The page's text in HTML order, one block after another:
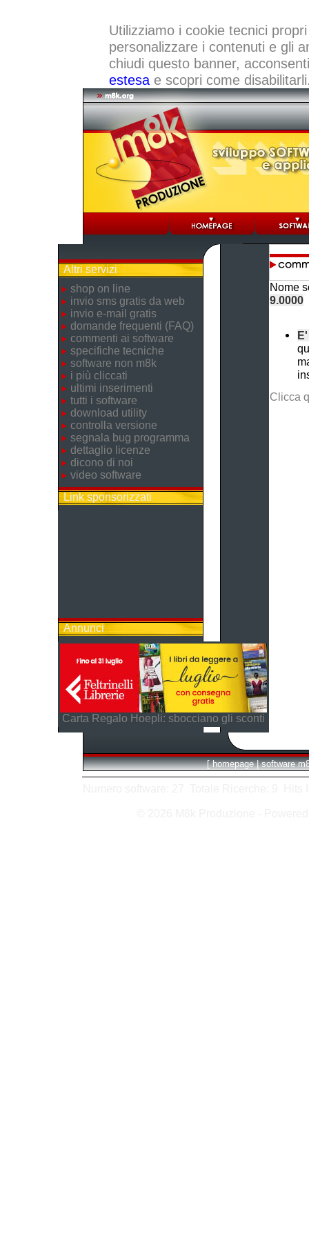
Utilizziamo i cookie tecnici
personalizzare i contenuti e gli
chiudi questo banner,
estesae scopri come
Altri servizi
shop on line
invio sms gratis da web
invio e-mail gratis
domande frequenti (FAQ)
commenti ai software
specifiche tecniche
software non m8k
i più cliccati
ultimi inserimenti
tutti i software
download utility
controlla versione
segnala bug programma
dettaglio licenze
dicono di noi
video software
Link sponsorizzati
Annunci
Carta Regalo Hoepli: sbocciano gli sconti
Nome
9.0000
Clicca
[ homepage | software